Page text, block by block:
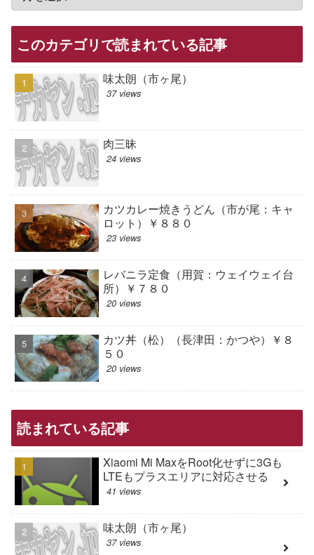
このカテゴリで読まれている記事
味太朗（市ヶ尾）
37 views
肉三昧
24 views
カツカレー焼きうどん（市が尾：キャ
ロット）￥８８０
23 views
レバニラ定食（用賀：ウェイウェイ台
所）￥７８０
20 views
カツ丼（松）（長津田：かつや）￥８
５０
20 views
読まれている記事
Xiaomi Mi MaxをRoot化せずに3Gも
LTEもプラスエリアに対応させる
41 views
味太朗（市ヶ尾）
37 views